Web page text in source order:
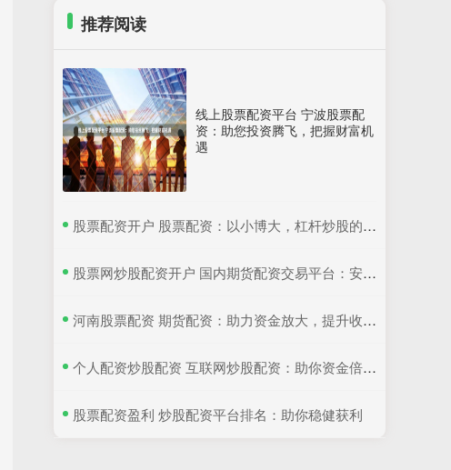
推荐阅读
线上股票配资平台 宁波股票配
资：助您投资腾飞，把握财富机
遇
​股票配资开户 股票配资：以小博大，杠杆炒股的含义
​股票网炒股配资开户 国内期货配资交易平台：安全可靠，助力投资
​河南股票配资 期货配资：助力资金放大，提升收益潜力
​个人配资炒股配资 互联网炒股配资：助你资金倍增，轻松理财
​股票配资盈利 炒股配资平台排名：助你稳健获利